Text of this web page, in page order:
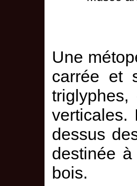
Une
carrée et
verticales.
dessus
destinée
bois.